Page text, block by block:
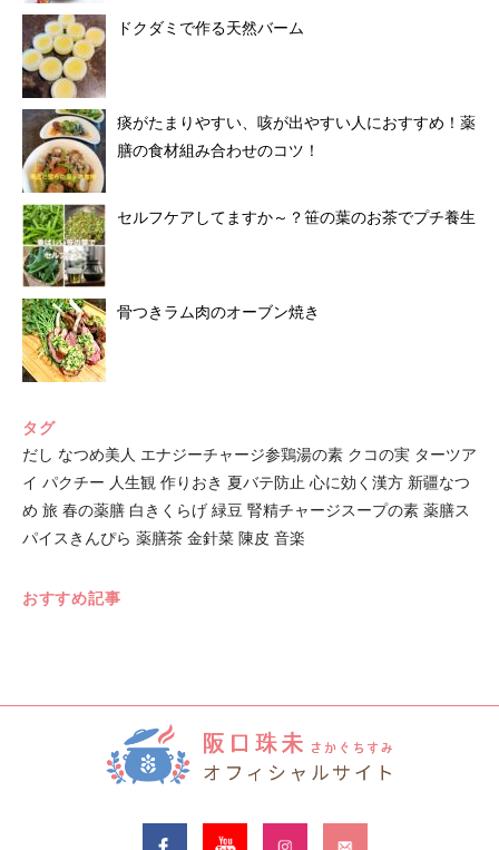
ドクダミで作る天然バーム
痰がたまりやすい、咳が出やすい人におすすめ！薬
膳の食材組み合わせのコツ！
セルフケアしてますか～？笹の葉のお茶でプチ養生
骨つきラム肉のオーブン焼き
タグ
だし なつめ美人 エナジーチャージ参鶏湯の素 クコの実 ターツア
イ パクチー 人生観 作りおき 夏バテ防止 心に効く漢方 新疆なつ
め 旅 春の薬膳 白きくらげ 緑豆 腎精チャージスープの素 薬膳ス
パイスきんぴら 薬膳茶 金針菜 陳皮 音楽
おすすめ記事